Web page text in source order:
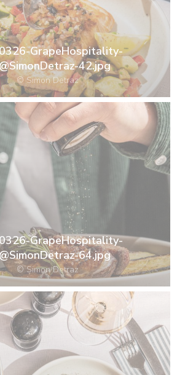
GrapeHospitality-
42.jpg
© Simon Detraz
GrapeHospitality-
64.jpg
© Simon Detraz